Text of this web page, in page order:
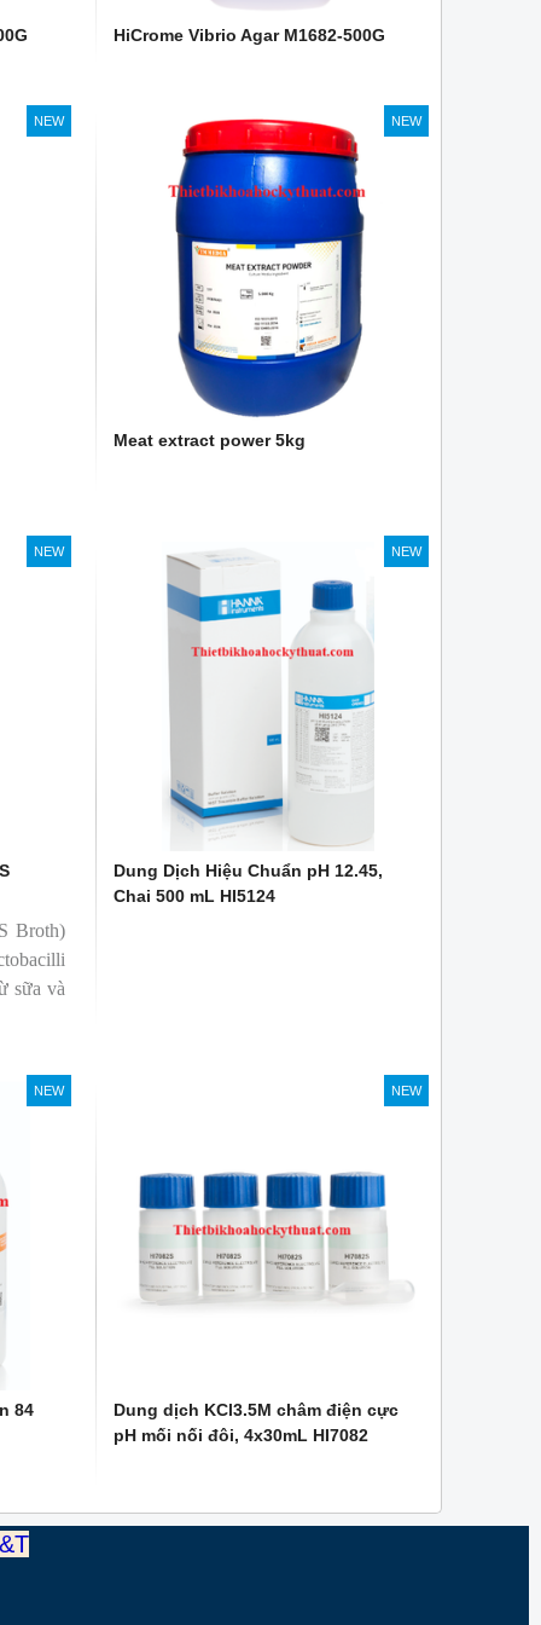
HiCrome Vibrio Agar M1682-500G
NEW NEW
Meat extract power 5kg
NEW
Broth)
sữa và
NEW
Dung Dịch Hiệu Chuẩn pH 12.45,
Chai 500 mL HI5124
NEW
84
NEW
Dung dịch KCl3.5M châm điện cực
pH mối nối đôi, 4x30mL HI7082